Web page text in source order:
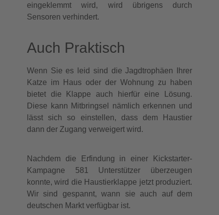
eingeklemmt wird, wird übrigens durch
Sensoren verhindert.
Auch Praktisch
Wenn Sie es leid sind die Jagdtrophäen Ihrer
Katze im Haus oder der Wohnung zu haben
bietet die Klappe auch hierfür eine Lösung.
Diese kann Mitbringsel nämlich erkennen und
lässt sich so einstellen, dass dem Haustier
dann der Zugang verweigert wird.
Nachdem die Erfindung in einer Kickstarter-
Kampagne 581 Unterstützer überzeugen
konnte, wird die Haustierklappe jetzt produziert.
Wir sind gespannt, wann sie auch auf dem
deutschen Markt verfügbar ist.